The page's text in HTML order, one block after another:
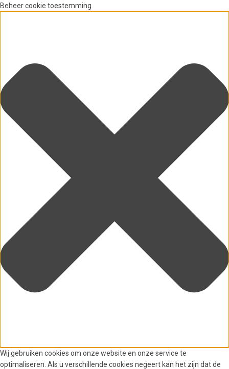
Beheer cookie toestemming
Wij gebruiken cookies om onze website en onze service te
optimaliseren. Als u verschillende cookies negeert kan het zijn dat de